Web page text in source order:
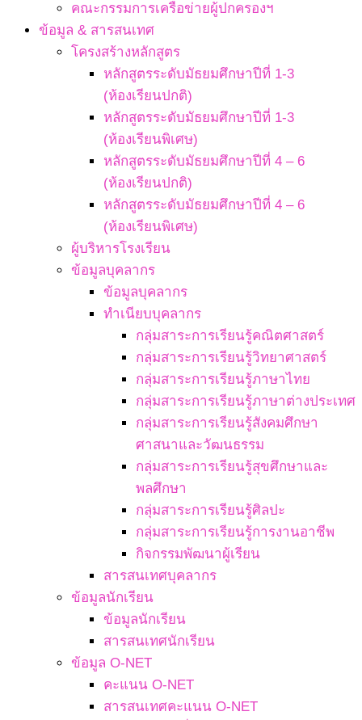
คณะกรรมการเครือข่ายผู้ปกครองฯ
ข้อมูล & สารสนเทศ
โครงสร้างหลักสูตร
หลักสูตรระดับมัธยมศึกษาปีที่ 1-3
(ห้องเรียนปกติ)
หลักสูตรระดับมัธยมศึกษาปีที่ 1-3
(ห้องเรียนพิเศษ)
หลักสูตรระดับมัธยมศึกษาปีที่ 4 – 6
(ห้องเรียนปกติ)
หลักสูตรระดับมัธยมศึกษาปีที่ 4 – 6
(ห้องเรียนพิเศษ)
ผู้บริหารโรงเรียน
ข้อมูลบุคลากร
ข้อมูลบุคลากร
ทำเนียบบุคลากร
กลุ่มสาระการเรียนรู้คณิตศาสตร์
กลุ่มสาระการเรียนรู้วิทยาศาสตร์
กลุ่มสาระการเรียนรู้ภาษาไทย
กลุ่มสาระการเรียนรู้ภาษาต่างประเทศ
กลุ่มสาระการเรียนรู้สังคมศึกษา
ศาสนาและวัฒนธรรม
กลุ่มสาระการเรียนรู้สุขศึกษาและ
พลศึกษา
กลุ่มสาระการเรียนรู้ศิลปะ
กลุ่มสาระการเรียนรู้การงานอาชีพ
กิจกรรมพัฒนาผู้เรียน
สารสนเทศบุคลากร
ข้อมูลนักเรียน
ข้อมูลนักเรียน
สารสนเทศนักเรียน
ข้อมูล O-NET
คะแนน O-NET
สารสนเทศคะแนน O-NET